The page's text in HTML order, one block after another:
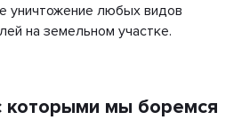
уничтожение любых видов
на земельном участке.
которыми мы боремся